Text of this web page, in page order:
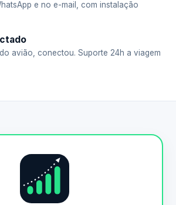
e no e-mail, com instalação
avião, conectou. Suporte 24h a viagem